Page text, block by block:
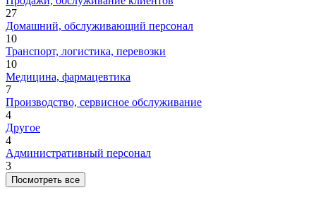
27
Домашний, обслуживающий персонал
10
Транспорт, логистика, перевозки
10
Медицина, фармацевтика
7
Производство, сервисное обслуживание
4
Другое
4
Административный персонал
3
Посмотреть все